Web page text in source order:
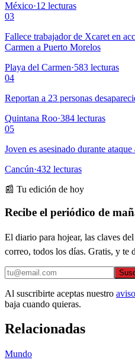
México·12 lecturas
03
Fallece trabajador de Xcaret en
Carmen a Puerto Morelos
Playa del Carmen·583 lecturas
04
Reportan a 23 personas
Quintana Roo·384 lecturas
05
Joven es asesinado durante
Cancún·432 lecturas
📰 Tu edición de hoy
Recibe el periódico de
El diario para hojear, las claves
correo, todos los días. Gratis, y te
Al suscribirte aceptas nuestro
baja cuando quieras.
Relacionadas
Mundo